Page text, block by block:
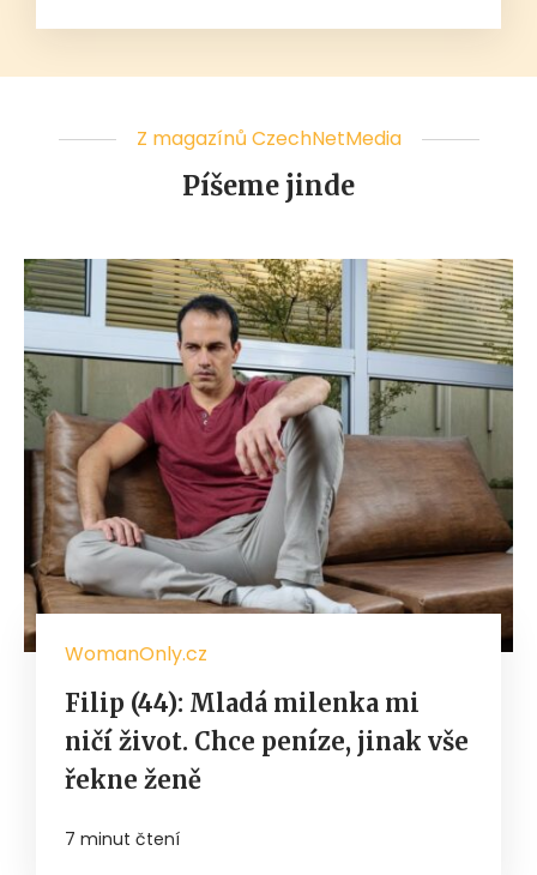
Z magazínů CzechNetMedia
Píšeme jinde
WomanOnly.cz
Filip (44): Mladá milenka mi
ničí život. Chce peníze, jinak vše
řekne ženě
7 minut čtení